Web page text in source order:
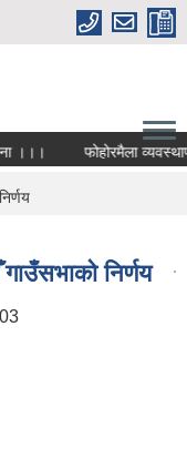
।।। फोहोरमैला
निर्णय